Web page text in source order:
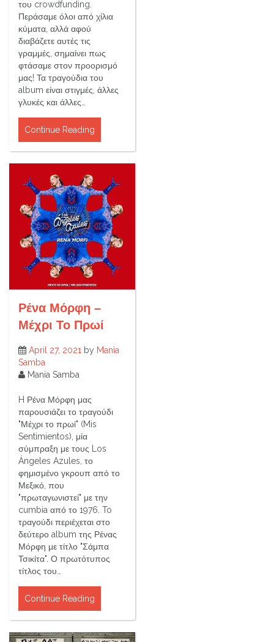
του crowdfunding.
Περάσαμε όλοι από χίλια
κύματα, αλλά αφού
διαβάζετε αυτές τις
γραμμές, σημαίνει πως
φτάσαμε στον προορισμό
μας! Τα τραγούδια του
album είναι στιγμές, άλλες
γλυκές και άλλες…
Continue Reading
Ρένα Μόρφη –
Μέχρι Το Πρωί
April 27, 2021 by Mania
Samba
Mania Samba
H Ρένα Μόρφη μας
παρουσιάζει το τραγούδι
"Μέχρι το πρωί" (Mis
Sentimientos), μία
σύμπραξη με τους Los
Ángeles Azules, το
φημισμένο γκρουπ από το
Μεξικό, που
"πρωταγωνιστεί" με την
cumbia από το 1976. To
τραγούδι περιέχεται στο
δεύτερο album της Ρένας
Μόρφη με τίτλο "Σάμπα
Τσικίτα". Ο πρωτότυπος
τίτλος του…
Continue Reading